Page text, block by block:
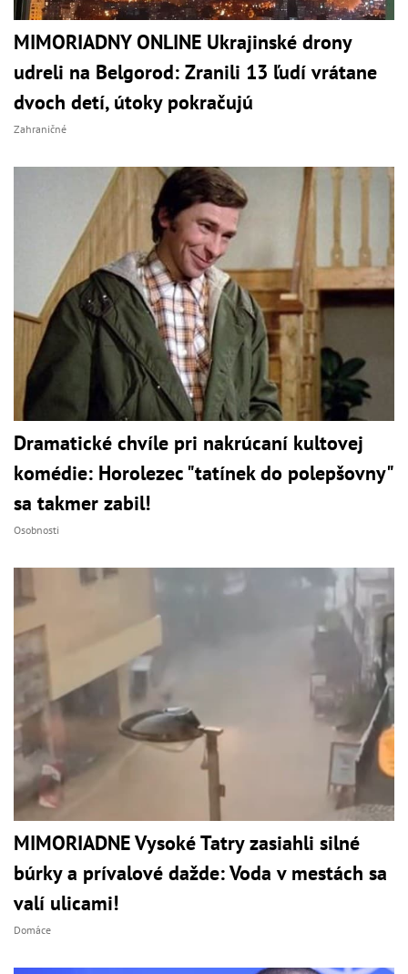
MIMORIADNY ONLINE Ukrajinské drony
udreli na Belgorod: Zranili 13 ľudí vrátane
dvoch detí, útoky pokračujú
Zahraničné
Dramatické chvíle pri nakrúcaní kultovej
komédie: Horolezec "tatínek do polepšovny"
sa takmer zabil!
Osobnosti
MIMORIADNE Vysoké Tatry zasiahli silné
búrky a prívalové dažde: Voda v mestách sa
valí ulicami!
Domáce